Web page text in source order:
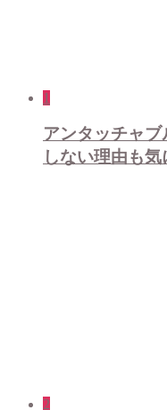
1
アンタッチャ
しない理由も気
2